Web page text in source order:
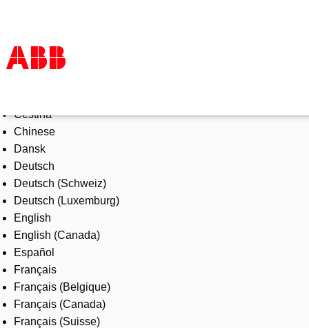
Products & Solutions
Industries
Services
About us
Where to buy
Contact us
Careers
Čeština
Chinese
Dansk
Deutsch
Deutsch (Schweiz)
Deutsch (Luxemburg)
English
English (Canada)
Español
Français
Français (Belgique)
Français (Canada)
Français (Suisse)